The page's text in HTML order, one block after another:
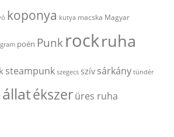
koponya kutya macska Magyar
poén Punkrockruha
steampunk szegecs szív sárkány tündér
állatékszerüres ruha